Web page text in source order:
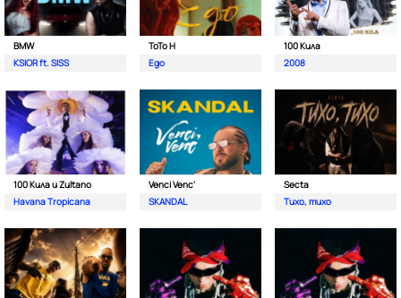
BMW
KSIOR ft. SISS
ToTo H
Ego
100 Кила
2008
100 Кила и Zultano
Havana Tropicana
Venci Venc'
SKANDAL
Secta
Тихо, тихо